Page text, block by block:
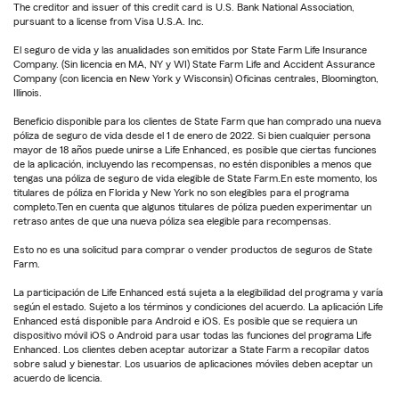
The creditor and issuer of this credit card is U.S. Bank National Association,
pursuant to a license from Visa U.S.A. Inc.
El seguro de vida y las anualidades son emitidos por State Farm Life Insurance
Company. (Sin licencia en MA, NY y WI) State Farm Life and Accident Assurance
Company (con licencia en New York y Wisconsin) Oficinas centrales, Bloomington,
Illinois.
Beneficio disponible para los clientes de State Farm que han comprado una nueva
póliza de seguro de vida desde el 1 de enero de 2022. Si bien cualquier persona
mayor de 18 años puede unirse a Life Enhanced, es posible que ciertas funciones
de la aplicación, incluyendo las recompensas, no estén disponibles a menos que
tengas una póliza de seguro de vida elegible de State Farm.En este momento, los
titulares de póliza en Florida y New York no son elegibles para el programa
completo.Ten en cuenta que algunos titulares de póliza pueden experimentar un
retraso antes de que una nueva póliza sea elegible para recompensas.
Esto no es una solicitud para comprar o vender productos de seguros de State
Farm.
La participación de Life Enhanced está sujeta a la elegibilidad del programa y varía
según el estado. Sujeto a los términos y condiciones del acuerdo. La aplicación Life
Enhanced está disponible para Android e iOS. Es posible que se requiera un
dispositivo móvil iOS o Android para usar todas las funciones del programa Life
Enhanced. Los clientes deben aceptar autorizar a State Farm a recopilar datos
sobre salud y bienestar. Los usuarios de aplicaciones móviles deben aceptar un
acuerdo de licencia.